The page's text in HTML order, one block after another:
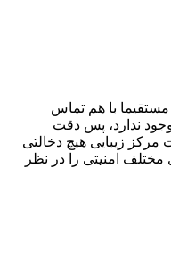
مستقیما با هم تماس
ندارد، پس دقت
زیبایی هیچ دخالتی
مختلف امنیتی را در نظر